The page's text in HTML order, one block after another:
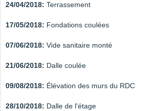
24/04/2018: Terrassement
17/05/2018: Fondations coulées
07/06/2018: Vide sanitaire monté
21/06/2018: Dalle coulée
09/08/2018: Élévation des murs du RDC
28/10/2018: Dalle de l'étage